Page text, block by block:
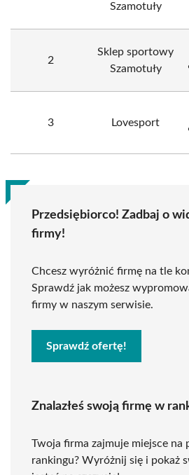
Szamotuły
2
Sklep sportowy
Szamotuły
3 Lovesport
Przedsiębiorco! Zadbaj o
firmy!
Chcesz wyróżnić firmę na tle
Sprawdź jak możesz
firmy w naszym serwisie.
Sprawdź ofertę!
Znalazłeś swoją firmę w
Twoja firma zajmuje miejsce na
rankingu? Wyróżnij się i pokaż